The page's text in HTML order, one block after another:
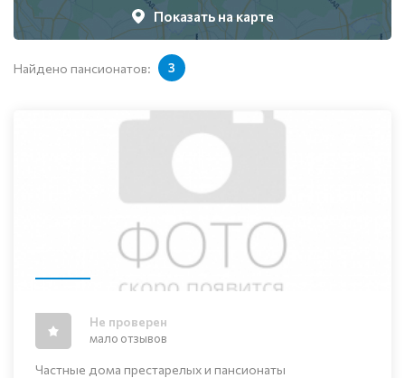
Показать на карте
Найдено пансионатов: 3
Частные дома престарелых и пансионаты
Не проверен
мало отзывов